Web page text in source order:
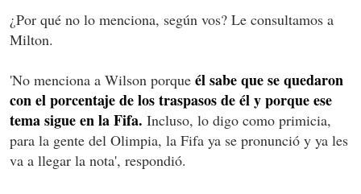
¿Por qué no lo menciona, según vos? Le consultamos a
Milton.
'No menciona a Wilson porque él sabe que se quedaron
con el porcentaje de los traspasos de él y porque ese
tema sigue en la Fifa. Incluso, lo digo como primicia,
para la gente del Olimpia, la Fifa ya se pronunció y ya les
va a llegar la nota', respondió.